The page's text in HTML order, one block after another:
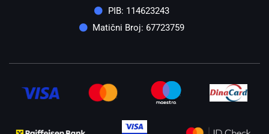
PIB: 114623243
Matični Broj: 67723759